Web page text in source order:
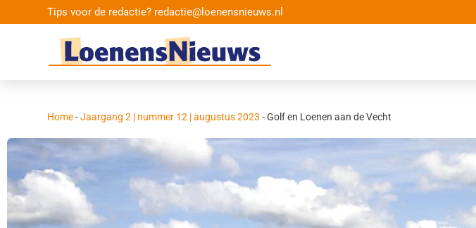
Tips voor de redactie? redactie@loenensnieuws.nl
Home-Jaargang 2 | nummer 12 | augustus 2023 -Golf en Loenen aan de Vecht